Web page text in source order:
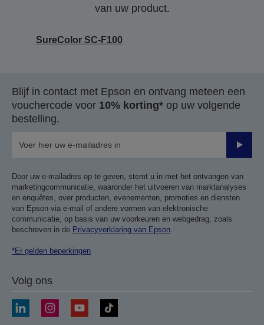
van uw product.
SureColor SC-F100
Blijf in contact met Epson en ontvang meteen een
vouchercode voor 10% korting* op uw volgende
bestelling.
Door uw e-mailadres op te geven, stemt u in met het ontvangen van
marketingcommunicatie, waaronder het uitvoeren van marktanalyses
en enquêtes, over producten, evenementen, promoties en diensten
van Epson via e-mail of andere vormen van elektronische
communicatie, op basis van uw voorkeuren en webgedrag, zoals
beschreven in de Privacyverklaring van Epson.
*Er gelden beperkingen
Volg ons